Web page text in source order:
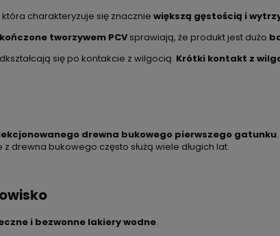
która charakteryzuje się znacznie większą gęstością i
tworzywem PCV sprawiają, że produkt jest dużo
się po kontakcie z wilgocią. Krótki kontakt z
drewna bukowego pierwszego gatunku
drewna bukowego często służą wiele długich lat.
i bezwonne lakiery wodne.